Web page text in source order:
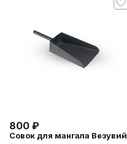
800 ₽
Совок для мангала Везувий